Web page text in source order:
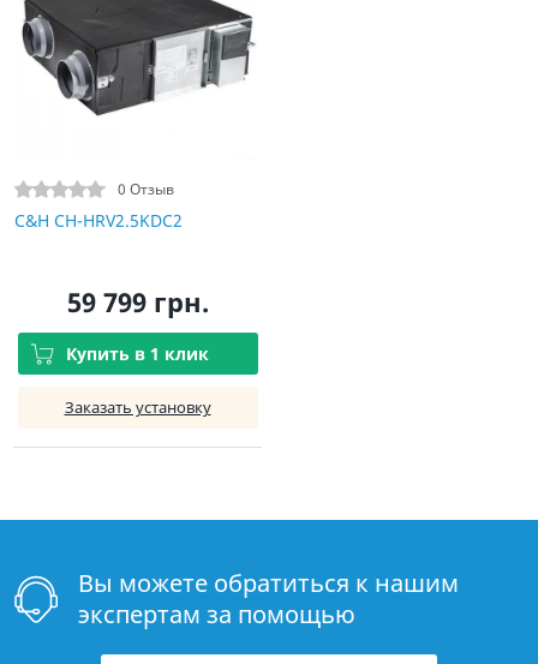
0 Отзыв
C&H CH-HRV2.5KDC2
59 799 грн.
Купить в 1 клик
Заказать установку
Вы можете обратиться к нашим
экспертам за помощью